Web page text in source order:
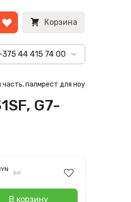
Корзина
44 415 74 00
часть, палмрест для ноутбука HP
G7-
50
В корзину